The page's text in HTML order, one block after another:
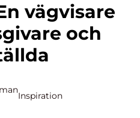
vägvisare
och
Inspiration